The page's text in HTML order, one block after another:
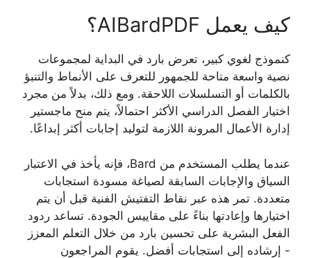
كيف يعمل AIBardPDF؟
كنموذج لغوي كبير، تعرض بارد في البداية لمجموعات
نصية واسعة متاحة للجمهور للتعرف على الأنماط والتنبؤ
بالكلمات أو التسلسلات اللاحقة. ومع ذلك، بدلاً من مجرد
اختيار الفصل الدراسي الأكثر احتمالاً، يتم منح ماجستير
إدارة الأعمال المرونة اللازمة لتوليد إجابات أكثر إبداعًا.
عندما يطلب المستخدم من Bard، فإنه يأخذ في الاعتبار
السياق والإجابات السابقة لصياغة مسودة استجابات
متعددة. تمر هذه عبر نقاط التفتيش الفنية قبل أن يتم
اختيارها وإعادتها بناءً على مقاييس الجودة. تساعد ردود
الفعل البشرية على تحسين بارد من خلال التعلم المعزز
- إرشاده إلى استجابات أفضل. يقوم المراجعون